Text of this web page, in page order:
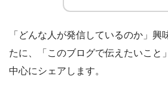
「どんな人が発信しているのか」興
たに、「このブログで伝えたいこと
中心にシェアします。